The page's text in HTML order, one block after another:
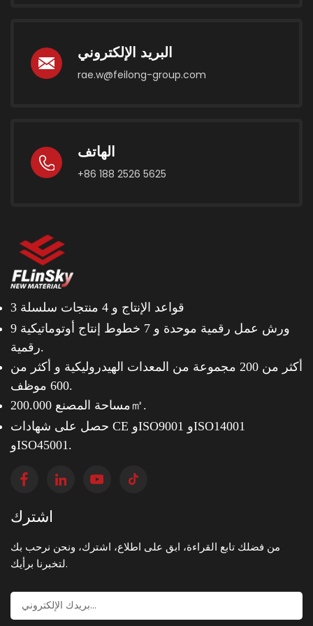
البريد الإلكتروني
rae.w@feilong-group.com
الهاتف
+86 188 2526 5625
3 قواعد الإنتاج و 4 منتجات سلسلة
9 ورش عمل رقمية موحدة و
7 خطوط إنتاج أوتوماتيكية
رقمية.
أكثر من 200 مجموعة من المعدات الهيدروليكية و أكثر من
600 موظف.
مساحة المصنع 200.000㎡.
حصل على شهادات CE وISO9001 وISO14001
وISO45001.
اشترك
من فضلك تابع القراءة، ابق على اطلاع، اشترك، ونحن نرحب بك
لتخبرنا برأيك.